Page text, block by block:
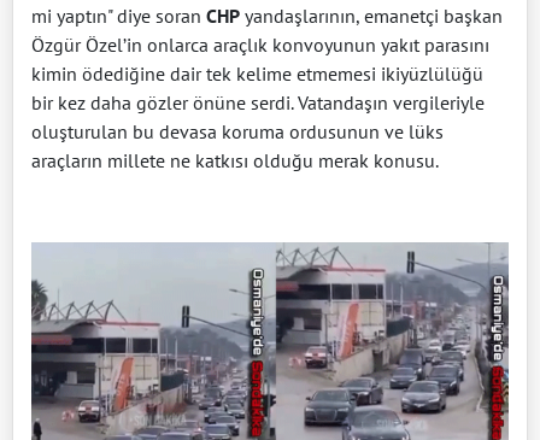
mi yaptın" diye soran CHP yandaşlarının, emanetçi başkan
Özgür Özel’in onlarca araçlık konvoyunun yakıt parasını
kimin ödediğine dair tek kelime etmemesi ikiyüzlülüğü
bir kez daha gözler önüne serdi. Vatandaşın vergileriyle
oluşturulan bu devasa koruma ordusunun ve lüks
araçların millete ne katkısı olduğu merak konusu.